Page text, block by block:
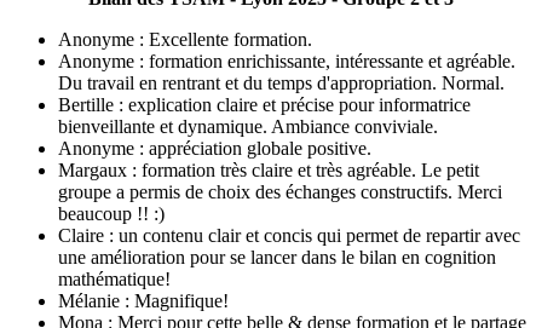
Anonyme : Excellente formation.
Anonyme : formation enrichissante, intéressante et agréable.
Du travail en rentrant et du temps d'appropriation. Normal.
Bertille : explication claire et précise pour informatrice
bienveillante et dynamique. Ambiance conviviale.
Anonyme : appréciation globale positive.
Margaux : formation très claire et très agréable. Le petit
groupe a permis de choix des échanges constructifs. Merci
beaucoup !! :)
Claire : un contenu clair et concis qui permet de repartir avec
une amélioration pour se lancer dans le bilan en cognition
mathématique!
Mélanie : Magnifique!
Mona : Merci pour cette belle & dense formation et le partage